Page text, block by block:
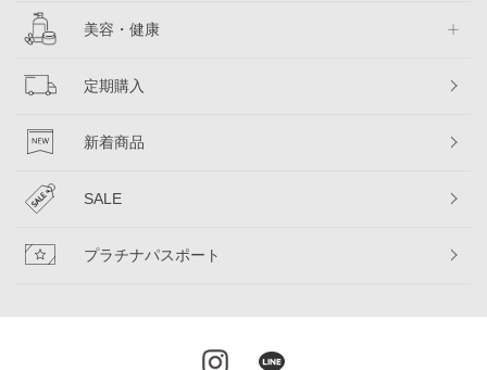
美容・健康
定期購入
新着商品
SALE
プラチナパスポート